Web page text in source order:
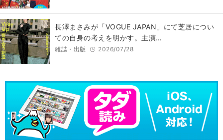
長澤まさみが「VOGUE JAPAN」にて芝居につい
ての自身の考えを明かす。主演…
雑誌・出版 2026/07/28